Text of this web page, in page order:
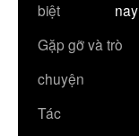
biệt
nay
Gặp gỡ và trò
chuyện
Tác